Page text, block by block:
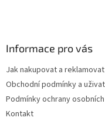
Informace pro vás
Jak nakupovat a reklamovat
Obchodní podmínky a
Podmínky ochrany
Kontakt